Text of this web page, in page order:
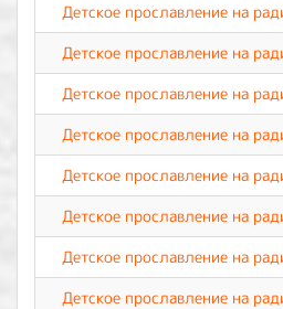
Детское прославление на
Детское прославление на
Детское прославление на
Детское прославление на
Детское прославление на
Детское прославление на
Детское прославление на
Детское прославление на